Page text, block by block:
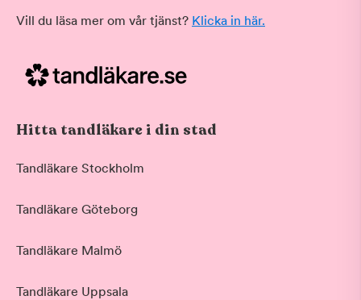
Vill du läsa mer om vår tjänst? Klicka in här.
Hitta tandläkare i din stad
Tandläkare Stockholm
Tandläkare Göteborg
Tandläkare Malmö
Tandläkare Uppsala